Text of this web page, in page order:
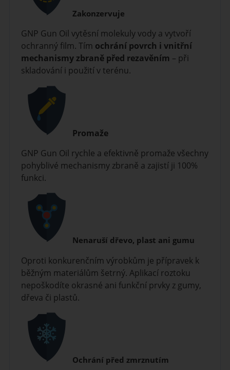
Zakonzervuje
GNP Gun Oil vytěsní molekuly vody a vytvoří
ochranný film. Tím ochrání povrch i vnitřní
mechanismy zbraně před rezavěním – při
skladování i použití v terénu.
Promaže
GNP Gun Oil rychle a efektivně promaže všechny
pohyblivé mechanismy zbraně a zajistí ji 100%
funkci.
Nenaruší dřevo, plast ani gumu
Oproti konkurenčním výrobkům je přípravek k
běžným materiálům šetrný. Aplikací roztoku
nepoškodíte okrasné ani funkční prvky z gumy,
dřeva či plastů.
Ochrání před zmrznutím